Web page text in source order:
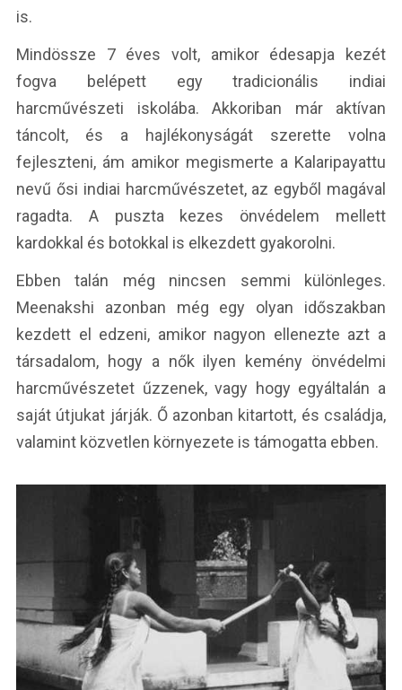
is.
Mindössze 7 éves volt, amikor édesapja kezét
fogva belépett egy tradicionális indiai
harcművészeti iskolába. Akkoriban már aktívan
táncolt, és a hajlékonyságát szerette volna
fejleszteni, ám amikor megismerte a Kalaripayattu
nevű ősi indiai harcművészetet, az egyből magával
ragadta. A puszta kezes önvédelem mellett
kardokkal és botokkal is elkezdett gyakorolni.
Ebben talán még nincsen semmi különleges.
Meenakshi azonban még egy olyan időszakban
kezdett el edzeni, amikor nagyon ellenezte azt a
társadalom, hogy a nők ilyen kemény önvédelmi
harcművészetet űzzenek, vagy hogy egyáltalán a
saját útjukat járják. Ő azonban kitartott, és családja,
valamint közvetlen környezete is támogatta ebben.